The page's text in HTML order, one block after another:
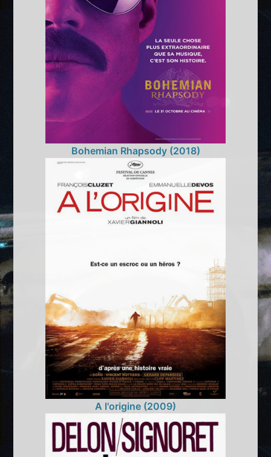
Bohemian Rhapsody (2018)
A l'origine (2009)